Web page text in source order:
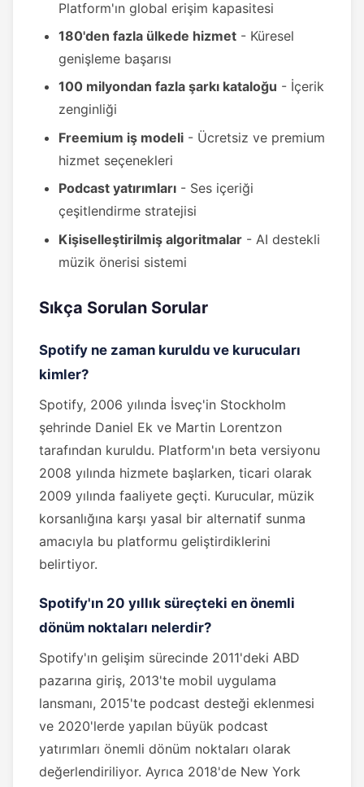
Platform'ın global erişim kapasitesi
180'den fazla ülkede hizmet - Küresel
genişleme başarısı
100 milyondan fazla şarkı kataloğu - İçerik
zenginliği
Freemium iş modeli - Ücretsiz ve premium
hizmet seçenekleri
Podcast yatırımları - Ses içeriği
çeşitlendirme stratejisi
Kişiselleştirilmiş algoritmalar - AI destekli
müzik önerisi sistemi
Sıkça Sorulan Sorular
Spotify ne zaman kuruldu ve kurucuları
kimler?
Spotify, 2006 yılında İsveç'in Stockholm
şehrinde Daniel Ek ve Martin Lorentzon
tarafından kuruldu. Platform'ın beta versiyonu
2008 yılında hizmete başlarken, ticari olarak
2009 yılında faaliyete geçti. Kurucular, müzik
korsanlığına karşı yasal bir alternatif sunma
amacıyla bu platformu geliştirdiklerini
belirtiyor.
Spotify'ın 20 yıllık süreçteki en önemli
dönüm noktaları nelerdir?
Spotify'ın gelişim sürecinde 2011'deki ABD
pazarına giriş, 2013'te mobil uygulama
lansmanı, 2015'te podcast desteği eklenmesi
ve 2020'lerde yapılan büyük podcast
yatırımları önemli dönüm noktaları olarak
değerlendiriliyor. Ayrıca 2018'de New York